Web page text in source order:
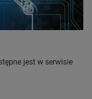
jest w serwisie